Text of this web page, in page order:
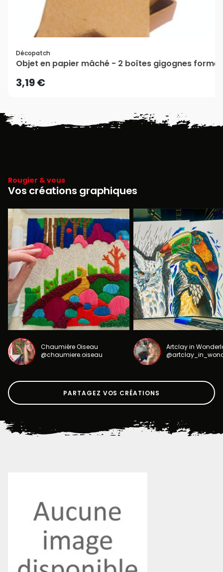
Décopatch
Objet en papier mâché - 2 boîtes gigognes
3,19 €
Rougier & vous
Vos créations graphiques
Chaumière Oiseau
@chaumiere.oiseau
Artclay in
PARTAGEZ VOS CRÉATIONS